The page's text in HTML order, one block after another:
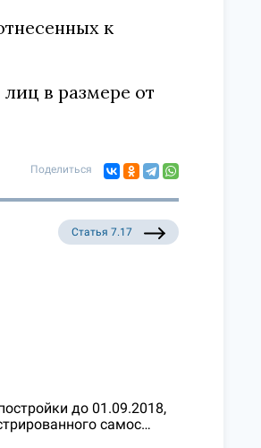
к
в размере от
Поделиться
Статья 7.17
до 01.09.2018,
самос…